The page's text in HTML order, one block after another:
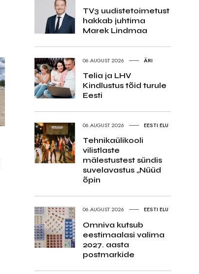
TV3 uudistetoimetust
hakkab juhtima
Marek Lindmaa
06.AUGUST 2026 ÄRI
Telia ja LHV
Kindlustus tõid turule
Eesti
06.AUGUST 2026 EESTI ELU
Tehnikaülikooli
vilistlaste
mälestustest sündis
suvelavastus „Nüüd
õpin
06.AUGUST 2026 EESTI ELU
Omniva kutsub
eestimaalasi valima
2027. aasta
postmarkide